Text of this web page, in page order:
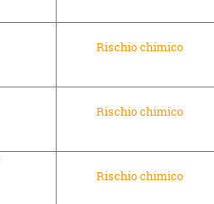
Rischio chimico
Rischio chimico
Rischio chimico